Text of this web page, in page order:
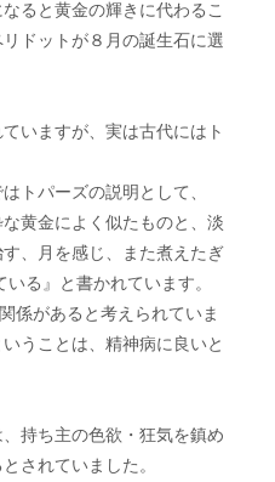
ると黄金の輝きに代わるこ
ドットが８月の誕生石に選
いますが、実は古代にはト
トパーズの説明として、
黄金によく似たものと、淡
、月を感じ、また煮えたぎ
る』と書かれています。
係があると考えられていま
うことは、精神病に良いと
持ち主の色欲・狂気を鎮め
されていました。